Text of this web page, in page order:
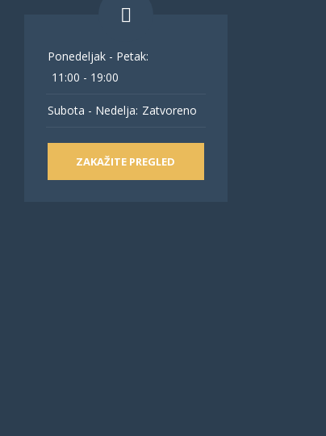
Ponedeljak - Petak:
11:00 - 19:00
Subota - Nedelja: Zatvoreno
ZAKAŽITE PREGLED